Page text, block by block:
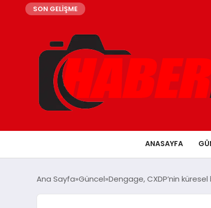
SON GELİŞME
ANASAYFA
Ana Sayfa Güncel Dengage, CXDP’nin